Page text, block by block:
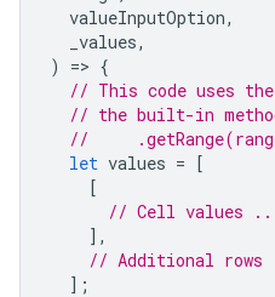
valueInputOption,
_values,
)
=> {
// This code uses
// the built-in method
//
let values = [
[
// Cell values
],
// Additional
];